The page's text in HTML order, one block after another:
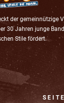
der gemeinnützige
30 Jahren junge
Stile fördert.